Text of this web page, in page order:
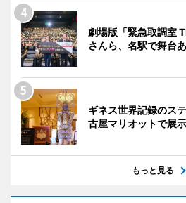
劇場版「緊急取調室
さんら、名駅で舞台
ギネス世界記録のス
古屋マリオットで展示
もっと見る